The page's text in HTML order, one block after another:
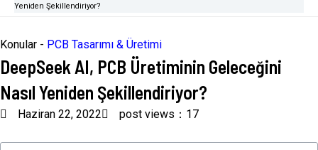
Yeniden Şekillendiriyor?
Konular - PCB Tasarımı & Üretimi
DeepSeek AI, PCB Üretiminin Geleceğini
Nasıl Yeniden Şekillendiriyor?
Haziran 22, 2022 post views：17